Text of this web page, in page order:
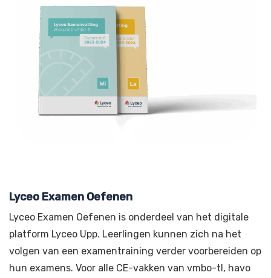
Lyceo Examen Oefenen
Lyceo Examen Oefenen is onderdeel van het digitale
platform Lyceo Upp. Leerlingen kunnen zich na het
volgen van een examentraining verder voorbereiden op
hun examens. Voor alle CE-vakken van vmbo-tl, havo